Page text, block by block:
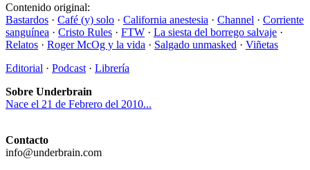
Contenido original:
Bastardos · Café (y) solo · California anestesia · Channel · Corriente
sanguínea · Cristo Rules · FTW · La siesta del borrego salvaje ·
Relatos · Roger McOg y la vida · Salgado unmasked · Viñetas
Editorial · Podcast · Librería
Sobre Underbrain
Nace el 21 de Febrero del 2010...
Contacto
info@underbrain.com